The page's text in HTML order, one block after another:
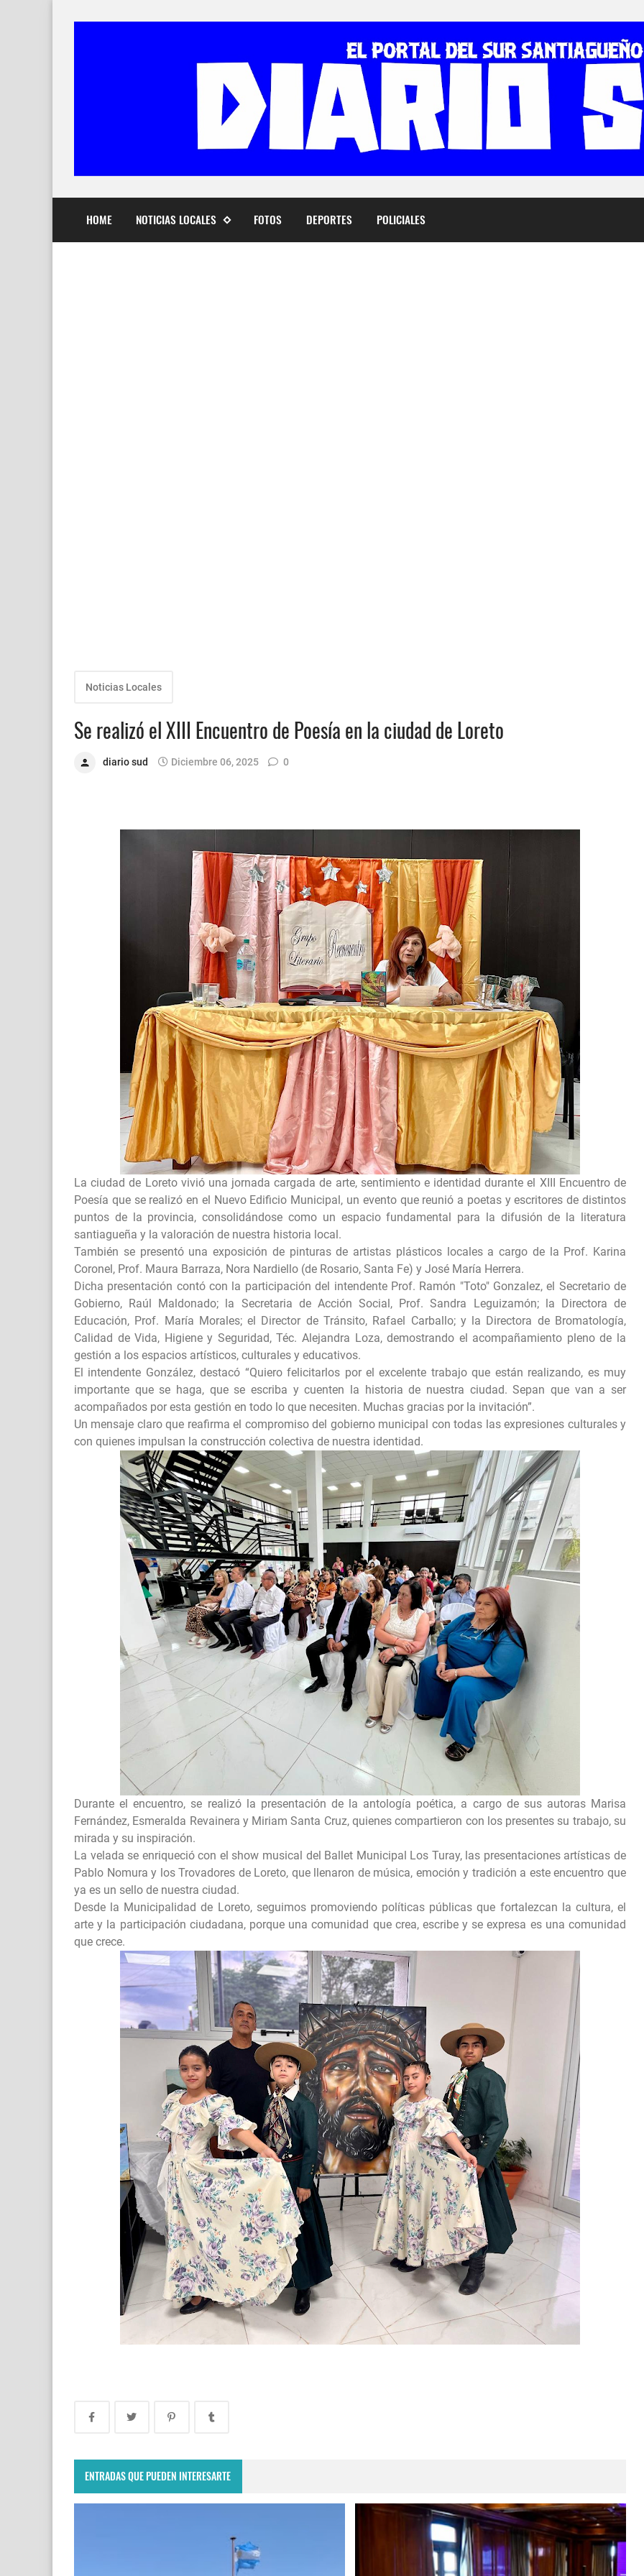
HOME NOTICIAS LOCALES FOTOS DEPORTES POLICIALES
Noticias Locales
Se realizó el XIII Encuentro de Poesía en la ciudad de Loreto
diario sud Diciembre 06, 2025 0
La ciudad de Loreto vivió una jornada cargada de arte, sentimiento e identidad durante el XIII Encuentro de
Poesía que se realizó en el Nuevo Edificio Municipal, un evento que reunió a poetas y escritores de distintos
puntos de la provincia, consolidándose como un espacio fundamental para la difusión de la literatura
santiagueña y la valoración de nuestra historia local.
También se presentó una exposición de pinturas de artistas plásticos locales a cargo de la Prof. Karina
Coronel, Prof. Maura Barraza, Nora Nardiello (de Rosario, Santa Fe) y José María Herrera.
Dicha presentación contó con la participación del intendente Prof. Ramón "Toto" Gonzalez, el Secretario de
Gobierno, Raúl Maldonado; la Secretaria de Acción Social, Prof. Sandra Leguizamón; la Directora de
Educación, Prof. María Morales; el Director de Tránsito, Rafael Carballo; y la Directora de Bromatología,
Calidad de Vida, Higiene y Seguridad, Téc. Alejandra Loza, demostrando el acompañamiento pleno de la
gestión a los espacios artísticos, culturales y educativos.
El intendente González, destacó “Quiero felicitarlos por el excelente trabajo que están realizando, es muy
importante que se haga, que se escriba y cuenten la historia de nuestra ciudad. Sepan que van a ser
acompañados por esta gestión en todo lo que necesiten. Muchas gracias por la invitación”.
Un mensaje claro que reafirma el compromiso del gobierno municipal con todas las expresiones culturales y
con quienes impulsan la construcción colectiva de nuestra identidad.
Durante el encuentro, se realizó la presentación de la antología poética, a cargo de sus autoras Marisa
Fernández, Esmeralda Revainera y Miriam Santa Cruz, quienes compartieron con los presentes su trabajo, su
mirada y su inspiración.
La velada se enriqueció con el show musical del Ballet Municipal Los Turay, las presentaciones artísticas de
Pablo Nomura y los Trovadores de Loreto, que llenaron de música, emoción y tradición a este encuentro que
ya es un sello de nuestra ciudad.
Desde la Municipalidad de Loreto, seguimos promoviendo políticas públicas que fortalezcan la cultura, el
arte y la participación ciudadana, porque una comunidad que crea, escribe y se expresa es una comunidad
que crece.
ENTRADAS QUE PUEDEN INTERESARTE